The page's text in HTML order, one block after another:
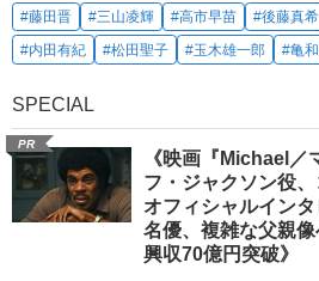
#藤田晋 #三山凌輝 #高市早苗 #後藤真希
#内田有紀
#松田聖子 #玉木雄一郎 #亀
SPECIAL
PR
《映画『Michael／
フ・ジャクソン役
オフィシャルイン
名優、複雑な父親
興収70億円突破》